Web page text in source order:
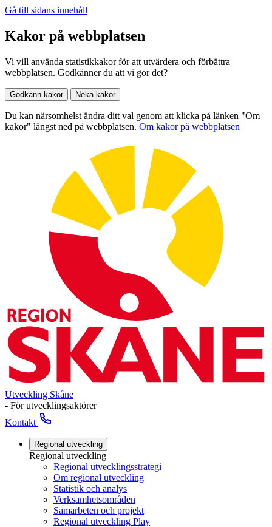
Gå till sidans innehåll
Kakor på webbplatsen
Vi vill använda statistikkakor för att utvärdera och förbättra
webbplatsen. Godkänner du att vi gör det?
Godkänn kakor Neka kakor
Du kan närsomhelst ändra ditt val genom att klicka på länken "Om
kakor" längst ned på webbplatsen. Om kakor på webbplatsen
Utveckling Skåne
- För utvecklingsaktörer
Kontakt
Regional utveckling
Regional utveckling
Regional utvecklingsstrategi
Om regional utveckling
Statistik och analys
Verksamhetsområden
Samarbeten och projekt
Regional utveckling Play